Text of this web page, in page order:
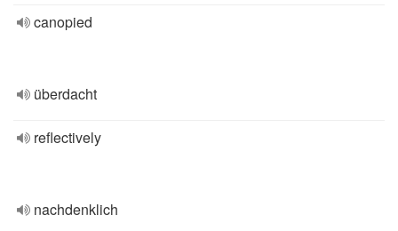
canopied
überdacht
reflectively
nachdenklich